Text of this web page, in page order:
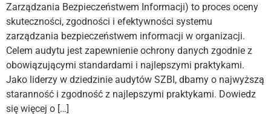
Zarządzania Bezpieczeństwem Informacji) to proces oceny
skuteczności, zgodności i efektywności systemu
zarządzania bezpieczeństwem informacji w organizacji.
Celem audytu jest zapewnienie ochrony danych zgodnie z
obowiązującymi standardami i najlepszymi praktykami.
Jako liderzy w dziedzinie audytów SZBI, dbamy o najwyższą
staranność i zgodność z najlepszymi praktykami. Dowiedz
się więcej o […]